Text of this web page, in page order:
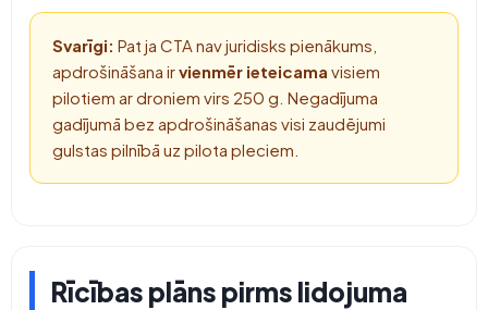
Svarīgi: Pat ja CTA nav juridisks pienākums,
apdrošināšana irvienmēr ieteicama visiem
pilotiem ar droniem virs 250 g. Negadījuma
gadījumā bez apdrošināšanas visi zaudējumi
gulstas pilnībā uz pilota pleciem.
Rīcības plāns pirms lidojuma